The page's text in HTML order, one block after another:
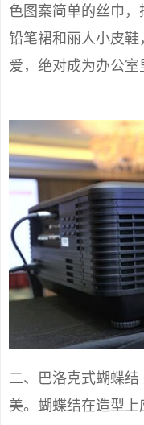
色图案简单的丝巾
铅笔裙和丽人小皮鞋
爱，绝对成为办公室
二、巴洛克式蝴蝶
美。蝴蝶结在造型